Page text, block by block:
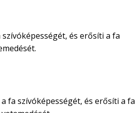
és erősíti a fa
fa szívóképességét, és erősíti a fa